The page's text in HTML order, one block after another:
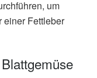
um
einer Fettleber